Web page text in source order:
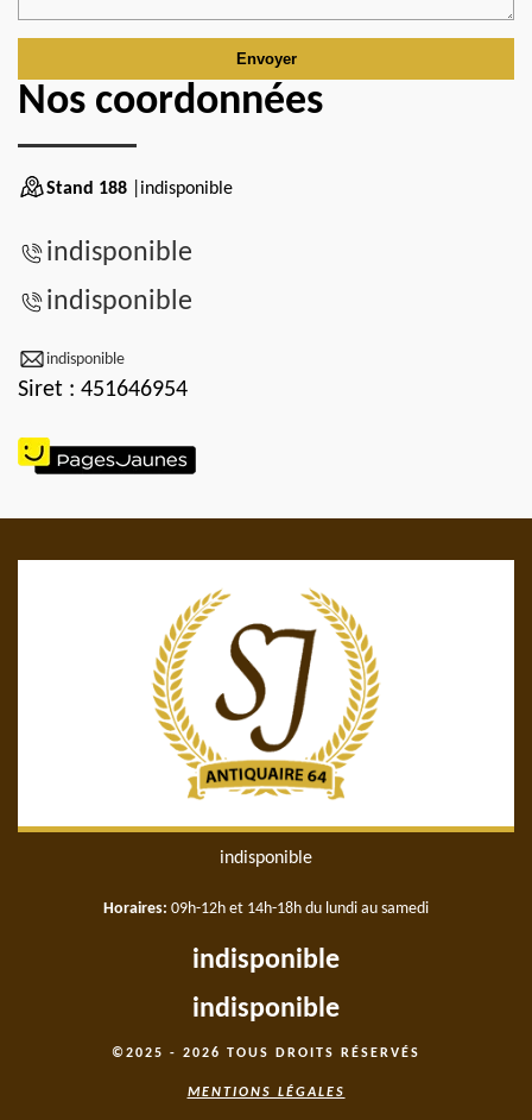
Nos coordonnées
Stand 188 |indisponible
indisponible
indisponible
indisponible
Siret : 451646954
indisponible
Horaires: 09h-12h et 14h-18h du lundi au samedi
indisponible
indisponible
©2025 - 2026 TOUS DROITS RÉSERVÉS
MENTIONS LÉGALES